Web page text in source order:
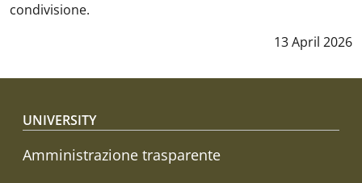
condivisione.
Data notizia
13 April 2026
Footer menu
UNIVERSITY
Amministrazione trasparente